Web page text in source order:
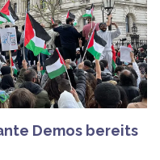
Demos bereits